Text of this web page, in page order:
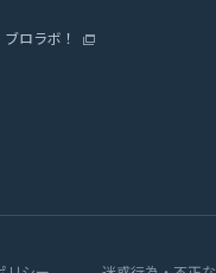
ブロラボ！